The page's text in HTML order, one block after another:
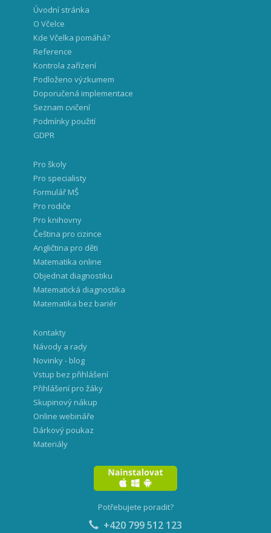
Úvodní stránka
O Včelce
Kde Včelka pomáhá?
Reference
Kontrola zařízení
Podloženo výzkumem
Doporučená implementace
Seznam cvičení
Podmínky použití
GDPR
Pro školy
Pro specialisty
Formulář MŠ
Pro rodiče
Pro knihovny
Čeština pro cizince
Angličtina pro děti
Matematika online
Objednat diagnostiku
Matematická diagnostika
Matematika bez bariér
Kontakty
Návody a rady
Novinky - blog
Vstup bez přihlášení
Přihlášení pro žáky
Skupinový nákup
Online webináře
Dárkový poukaz
Materiály
Potřebujete poradit?
+420 799 512 123